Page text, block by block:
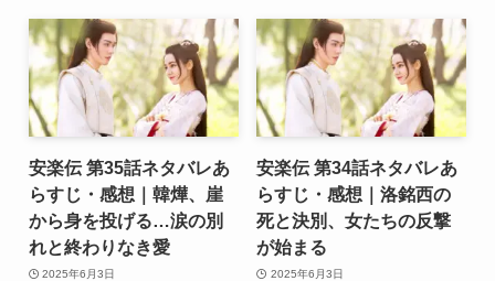
安楽伝 第35話ネタバレあ
らすじ・感想｜韓燁、崖
から身を投げる…涙の別
れと終わりなき愛
2025年6月3日
安楽伝 第34話ネタバレあ
らすじ・感想｜洛銘西の
死と決別、女たちの反撃
が始まる
2025年6月3日